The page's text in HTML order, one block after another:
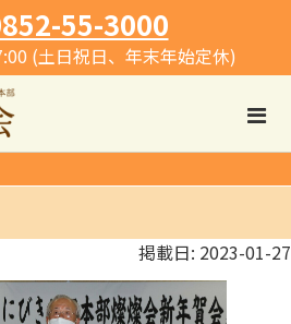
55-3000
(土日祝日、年末年始定休)
掲載日: 2023-01-27